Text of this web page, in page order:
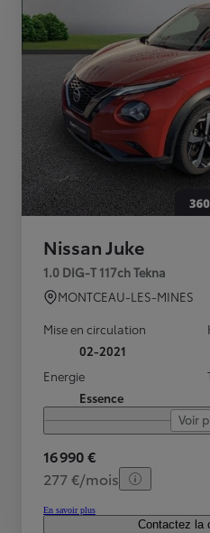
Nissan Juke
1.0 DIG-T 117ch Tekna
MONTCEAU-LES-MINES
Mise en circulation
02-2021
Energie
Essence
Voir
16 990 €
277 €/mois
En savoir plus
Contactez la